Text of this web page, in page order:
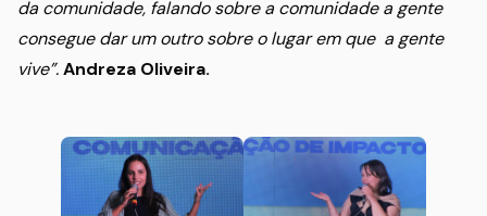
da comunidade, falando sobre a comunidade a gente
consegue dar um outro sobre o lugar em que a gente
vive”.Andreza Oliveira.